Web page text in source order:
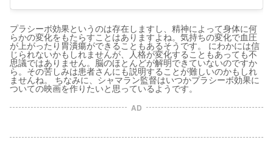
プラシーボ効果というのは存在しますし、精神によって身体に何
らかの変化をもたらすことはありますよね。気持ちの変化で血圧
が上がったり胃潰瘍ができることもあるそうです。 にわかには信
じられないかもしれませんが、人格が変化することもあっても不
思議ではありません。脳のほとんどが解明できていないのですか
ら。その苦しみは患者さんにも説明することが難しいのかもしれ
ませんね。 ちなみに、シャマラン監督はいつかプラシーボ効果に
ついての映画を作りたいと思っているようです。
AD